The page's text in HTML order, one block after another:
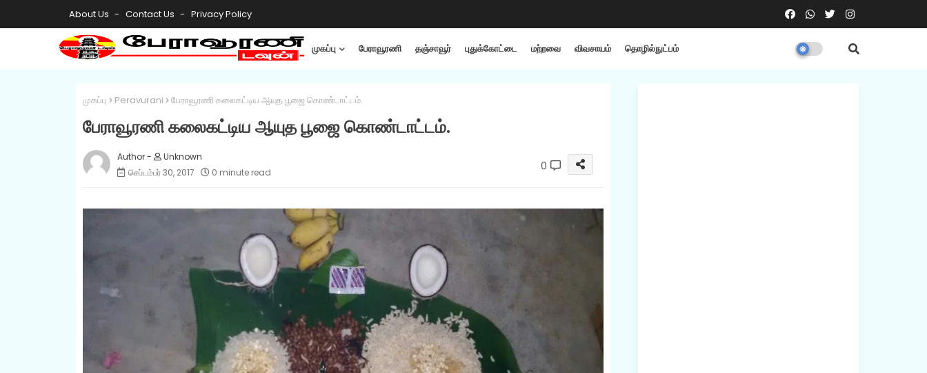
About Us Contact Us Privacy Policy
முகப்பு பேராவூரணி தஞ்சாவூர் புதுக்கோட்டை மற்றவை விவசாயம் தொழில்நுட்பம்
முகப்பு Peravurani பேராவூரணி கலைகட்டிய ஆயுத பூஜை கொண்டாட்டம்.
பேராவூரணி கலைகட்டிய ஆயுத பூஜை கொண்டாட்டம்.
Unknown
செப்டம்பர் 30, 2017
0 minute read 0